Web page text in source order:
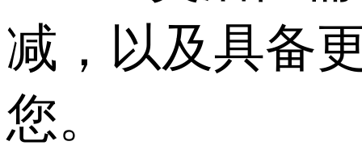
减，以及具备
您。